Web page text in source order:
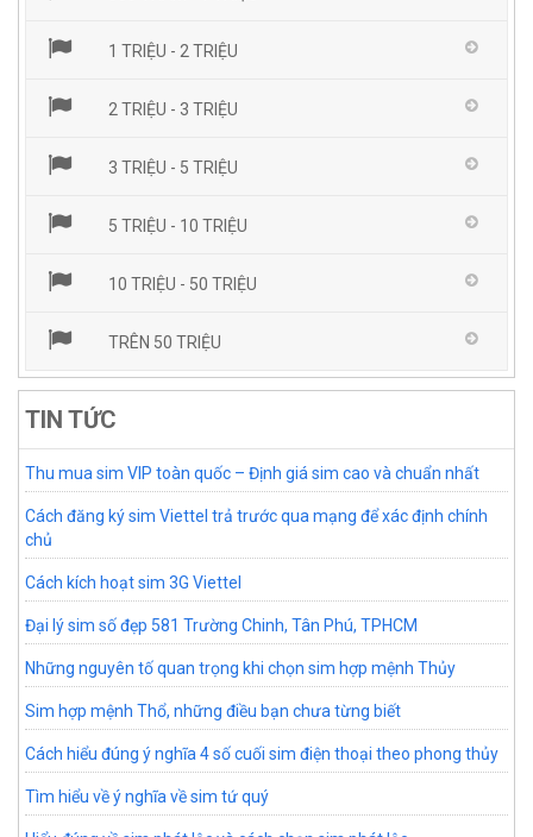
1 TRIỆU - 2 TRIỆU
2 TRIỆU - 3 TRIỆU
3 TRIỆU - 5 TRIỆU
5 TRIỆU - 10 TRIỆU
10 TRIỆU - 50 TRIỆU
TRÊN 50 TRIỆU
TIN TỨC
Thu mua sim VIP toàn quốc – Định giá sim cao và chuẩn nhất
Cách đăng ký sim Viettel trả trước qua mạng để xác định chính
chủ
Cách kích hoạt sim 3G Viettel
Đại lý sim số đẹp 581 Trường Chinh, Tân Phú, TPHCM
Những nguyên tố quan trọng khi chọn sim hợp mệnh Thủy
Sim hợp mệnh Thổ, những điều bạn chưa từng biết
Cách hiểu đúng ý nghĩa 4 số cuối sim điện thoại theo phong thủy
Tìm hiểu về ý nghĩa về sim tứ quý